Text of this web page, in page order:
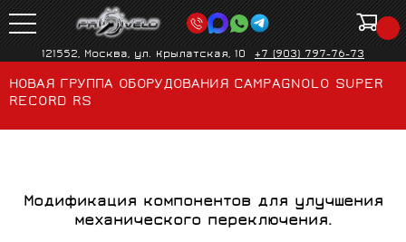
121552, Москва, ул. Крылатская, 10 +7 (903) 797-76-73
НОВАЯ ГРУППА ОБОРУДОВАНИЯ CAMPAGNOLO SUPER
RECORD RS
Модификация компонентов для улучшения
механического переключения.